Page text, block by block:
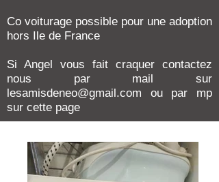
Co voiturage possible pour une adoption
hors Ile de France
Si Angel vous fait craquer contactez
nous par mail sur
lesamisdeneo@gmail.com ou par mp
sur cette page